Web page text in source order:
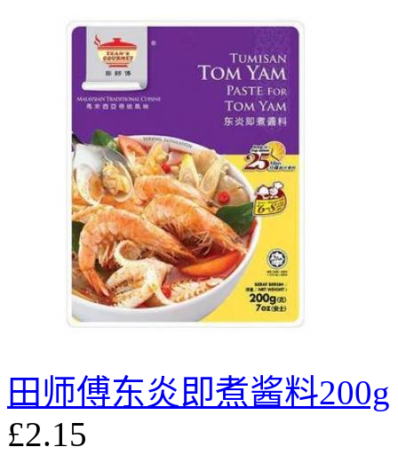
田师傅东炎即煮酱料200g
£2.15